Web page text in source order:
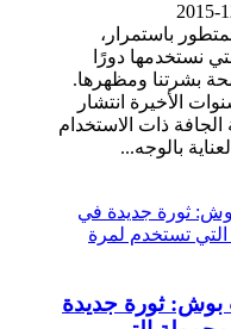
باستمرار،
نستخدمها دورًا
بشرتنا ومظهرها.
الأخيرة انتشار
ذات الاستخدام
بالوجه...
بوش: ثورة جديدة